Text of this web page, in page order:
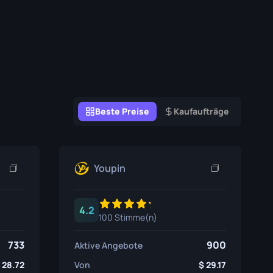
Beste Preise Kaufaufträge
733
28.72
Youpin
4.2
100 Stimme(n)
Aktive Angebote 900
Von
29.17